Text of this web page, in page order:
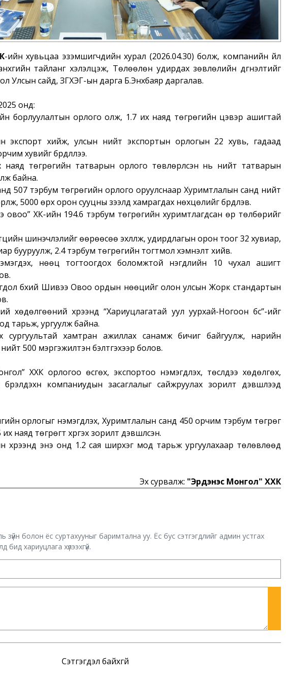
-ийн хувьцаа эзэмшигчдийн хурал (2026.04.30) болж, компанийн үйл
тайланг хэлэлцэж, Төлөөлөн удирдах зөвлөлийн дүгнэлтийг
Улсын сайд, ЗГХЭГ-ын дарга Б.Энхбаяр даргалав.
онд:
борлуулалтын орлого олж, 1.7 их наяд төгрөгийн цэвэр ашигтай
экспорт хийж, улсын нийт экспортын орлогын 22 хувь, гадаад
хувийг бүрдүүллээ.
төгрөгийн татварын орлого төвлөрүүлсэн нь нийт татварын
байна.
507 тэрбум төгрөгийн орлого оруулснаар Хуримтлалын санд нийт
5000 өрх орон сууцны зээлд хамрагдах нөхцөлийг бүрдүүлэв.
овоо” ХК-ийн 194.6 тэрбум төгрөгийн хуримтлагдсан өр төлбөрийг
шинэчлэлийг өөрөөсөө эхлүүлж, удирдлагын орон тоог 32 хувиар,
бууруулж, 2.4 тэрбум төгрөгийн тогтмол хэмнэлт хийв.
нөөц тогтоогдох боломжтой нэгдлийн 10 чухал ашигт
бүхий Шивээ Овоо ордын нөөцийг олон улсын Жорк стандартын
хөдөлгөөний хүрээнд “Хариуцлагатай уул уурхай-Ногоон бүс”-ийг
тарьж, ургуулж байна.
хамтран ажиллах санамж бичиг байгуулж, нарийн
500 мэргэжилтэн бэлтгэхээр болов.
ХХК орлогоо өсгөх, экспортоо нэмэгдүүлэх, төслүүдээ хөдөлгөх,
бүрэлдэхүүн компаниудын засаглалыг сайжруулах зорилт дэвшүүлээд
орлогыг нэмэгдүүлэх, Хуримтлалын санд 450 орчим тэрбум төгрөг
их наяд төгрөгт хүргэх зорилт дэвшүүлсэн.
хүрээнд энэ онд 1.2 сая ширхэг мод тарьж ургуулахаар төлөвлөөд
Эх сурвалж: "Эрдэнэс Монгол" ХХК
зүйн болон ёс суртахууныг баримтална уу. Ёс бус сэтгэгдлийг админ устгах
бид хариуцлага хүлээхгүй.
Сэтгэгдэл байхгүй